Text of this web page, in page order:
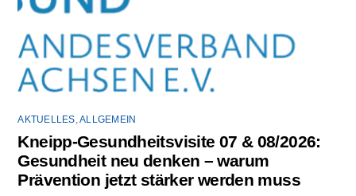
AKTUELLES,ALLGEMEIN
Kneipp-Gesundheitsvisite 07 & 08/2026:
Gesundheit neu denken – warum
Prävention jetzt stärker werden muss